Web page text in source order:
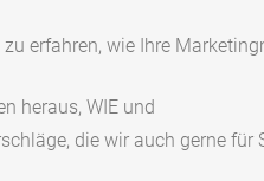
erfahren, wie Ihre
heraus, WIE und
die wir auch gerne für